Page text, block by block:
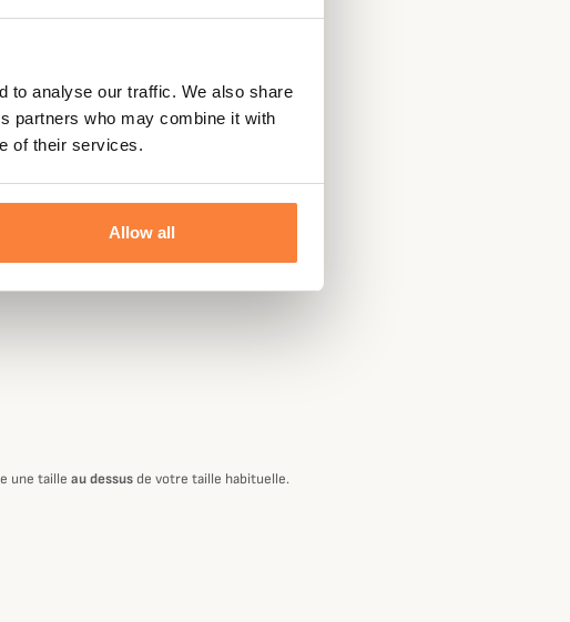
to analyse our traffic. We also share
partners who may combine it with
of their services.
Allow all
une taille au dessusde votre taille habituelle.